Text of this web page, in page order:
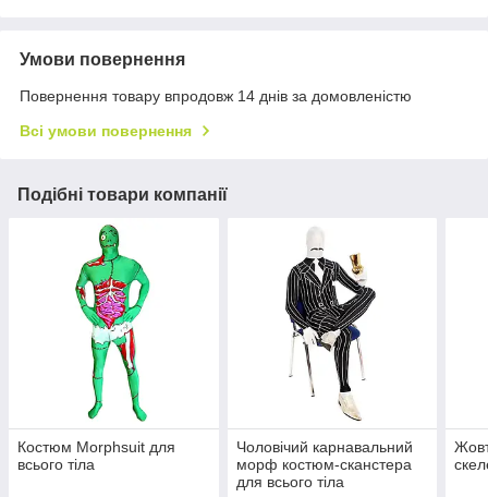
Умови повернення
Повернення товару впродовж 14 днів за домовленістю
Всі умови повернення
Подібні товари компанії
Костюм Morphsuit для
всього тіла
Чоловічий карнавальний
морф костюм-сканстера
для всього тіла